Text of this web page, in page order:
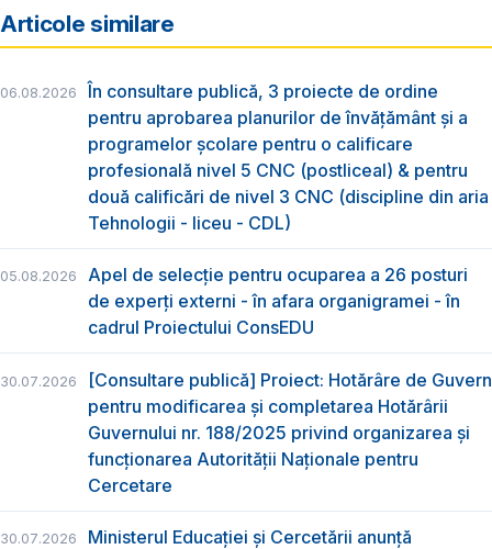
Articole similare
06.08.2026
În consultare publică, 3 proiecte de ordine
pentru aprobarea planurilor de învățământ și a
programelor școlare pentru o calificare
profesională nivel 5 CNC (postliceal) & pentru
două calificări de nivel 3 CNC (discipline din aria
Tehnologii - liceu - CDL)
05.08.2026
Apel de selecție pentru ocuparea a 26 posturi
de experți externi - în afara organigramei - în
cadrul Proiectului ConsEDU
30.07.2026
[Consultare publică] Proiect: Hotărâre de Guvern
pentru modificarea și completarea Hotărârii
Guvernului nr. 188/2025 privind organizarea şi
funcţionarea Autorităţii Naţionale pentru
Cercetare
30.07.2026
Ministerul Educației și Cercetării anunță